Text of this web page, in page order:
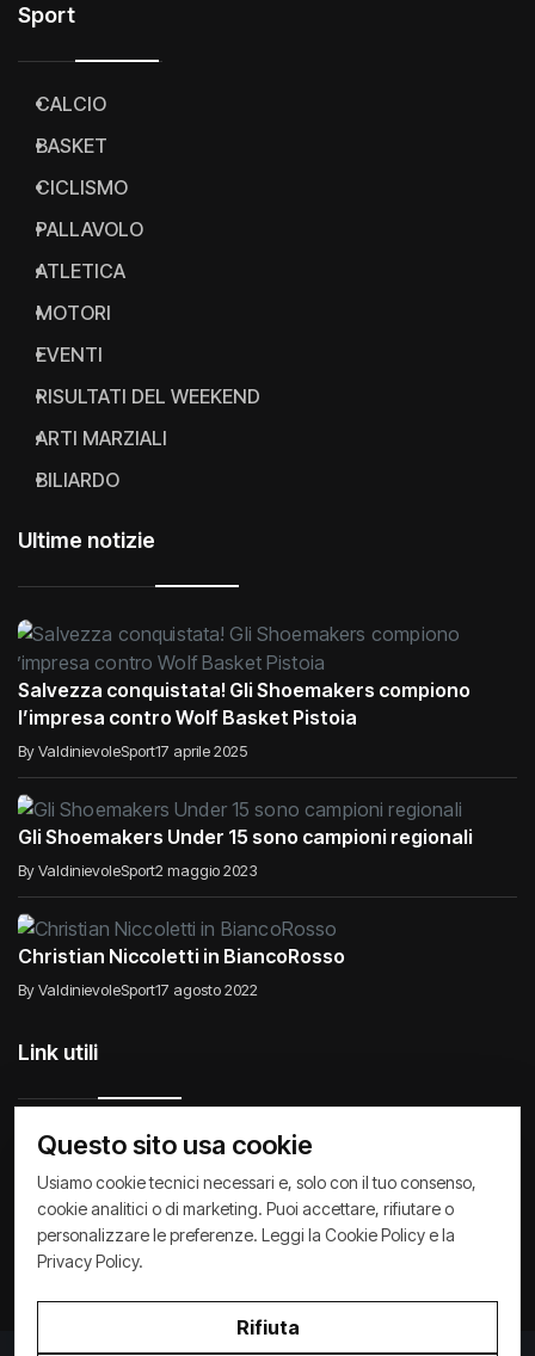
Sport
CALCIO
BASKET
CICLISMO
PALLAVOLO
ATLETICA
MOTORI
EVENTI
RISULTATI DEL WEEKEND
ARTI MARZIALI
BILIARDO
Ultime notizie
Salvezza conquistata! Gli Shoemakers compiono
l’impresa contro Wolf Basket Pistoia
By ValdinievoleSport17 aprile 2025
Gli Shoemakers Under 15 sono campioni regionali
By ValdinievoleSport2 maggio 2023
Christian Niccoletti in BiancoRosso
By ValdinievoleSport17 agosto 2022
Link utili
Raccontiamo di Noi Comunicati Società
Privacy Policy Cookie Policy Archivio News
Questo sito usa cookie
Usiamo cookie tecnici necessari e, solo con il tuo consenso,
cookie analitici o di marketing. Puoi accettare, rifiutare o
personalizzare le preferenze. Leggi la Cookie Policy e la
Privacy Policy.
Rifiuta